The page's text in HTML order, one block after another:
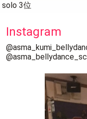
solo 3位
Instagram